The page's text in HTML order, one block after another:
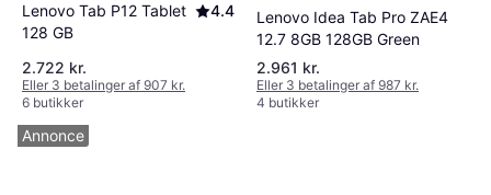
Lenovo Tab P12 Tablet
128 GB
4.4
2.722 kr.
Eller 3 betalinger af 907 kr.
6 butikker
Lenovo Idea Tab Pro ZAE4
12.7 8GB 128GB Green
2.961 kr.
Eller 3 betalinger af 987 kr.
4 butikker
Annonce